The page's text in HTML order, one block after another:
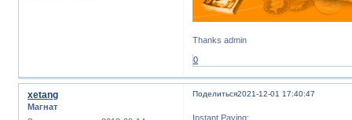
Thanks admin
0
Поделиться2021-12-01 17:40:47
xetang
Магнат
Instant Paying: